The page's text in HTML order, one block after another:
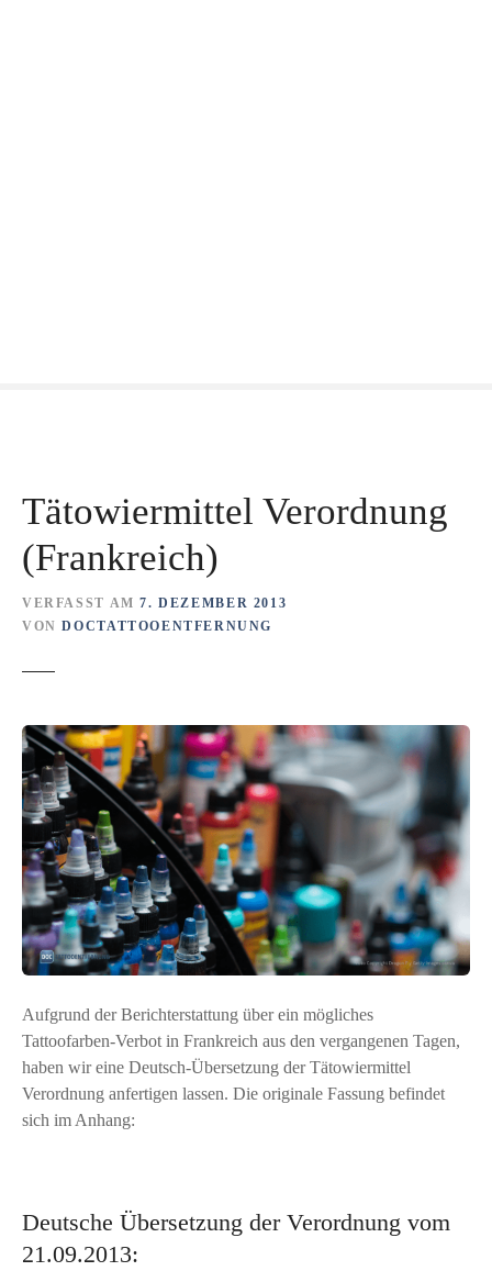
Tätowiermittel Verordnung
(Frankreich)
VERFASST AM 7. DEZEMBER 2013
VON DOCTATTOOENTFERNUNG
Aufgrund der Berichterstattung über ein mögliches
Tattoofarben-Verbot in Frankreich aus den vergangenen Tagen,
haben wir eine Deutsch-Übersetzung der Tätowiermittel
Verordnung anfertigen lassen. Die originale Fassung befindet
sich im Anhang:
Deutsche Übersetzung der Verordnung vom
21.09.2013: